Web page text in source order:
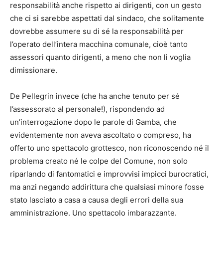
responsabilità anche rispetto ai dirigenti, con un gesto
che ci si sarebbe aspettati dal sindaco, che solitamente
dovrebbe assumere su di sé la responsabilità per
l’operato dell’intera macchina comunale, cioè tanto
assessori quanto dirigenti, a meno che non li voglia
dimissionare.
De Pellegrin invece (che ha anche tenuto per sé
l’assessorato al personale!), rispondendo ad
un’interrogazione dopo le parole di Gamba, che
evidentemente non aveva ascoltato o compreso, ha
offerto uno spettacolo grottesco, non riconoscendo né il
problema creato né le colpe del Comune, non solo
riparlando di fantomatici e improvvisi impicci burocratici,
ma anzi negando addirittura che qualsiasi minore fosse
stato lasciato a casa a causa degli errori della sua
amministrazione. Uno spettacolo imbarazzante.